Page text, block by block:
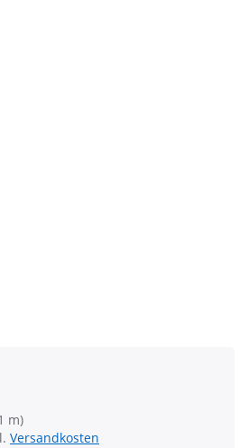
m)
Versandkosten